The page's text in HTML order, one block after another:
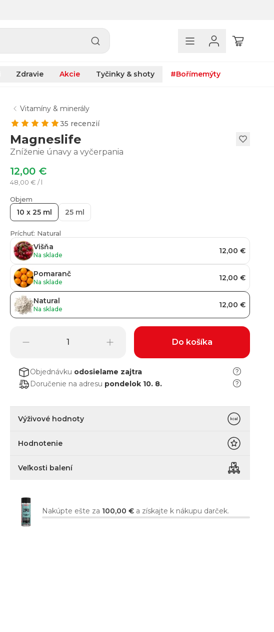
Zdravie Akcie Tyčinky & shoty #Bořímemýty
Vitamíny & minerály
35 recenzií
Magneslife
Zníženie únavy a vyčerpania
12,00 €
48,00 € / l
Objem
10 x 25 ml 25 ml
Príchuť: Natural
Višňa
Na sklade 12,00 €
Pomaranč
Na sklade 12,00 €
Natural
Na sklade 12,00 €
Do košíka
Objednávku odosielame zajtra
Doručenie na adresu pondelok 10. 8.
Výživové hodnoty
Hodnotenie
Veľkosti balení
Nakúpte ešte za 100,00 € a získajte k nákupu darček.